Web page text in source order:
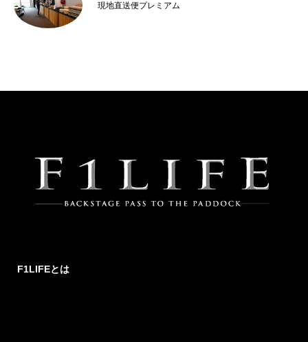
現地直送便プレミアム
F1LIFEとは